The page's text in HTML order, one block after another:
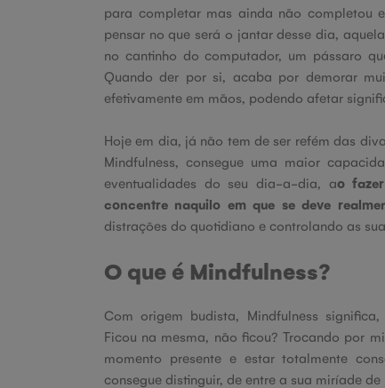
para completar mas ainda não completou
pensar no que será o jantar desse dia,
no cantinho do computador, um pássaro
Quando der por si, acaba por demorar
efetivamente em mãos, podendo afetar
Hoje em dia, já não tem de ser refém das
Mindfulness, consegue uma maior
eventualidades do seu dia-a-dia, ao
concentre naquilo em que se deve
distrações do quotidiano e controlando as
O que é Mindfulness?
Com origem budista, Mindfulness
Ficou na mesma, não ficou? Trocando por
momento presente e estar totalmente
consegue distinguir, de entre a sua miríade